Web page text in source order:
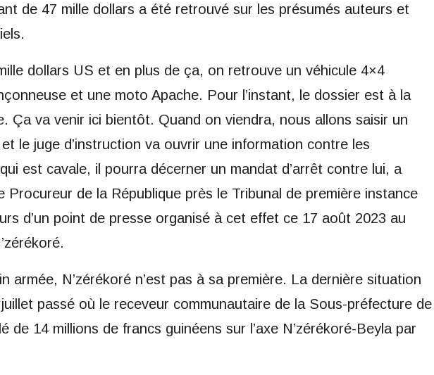
de 47 mille dollars a été retrouvé sur les présumés auteurs et
dollars US et en plus de ça, on retrouve un véhicule 4×4
et une moto Apache. Pour l’instant, le dossier est à la
Ça va venir ici bientôt. Quand on viendra, nous allons saisir un
le juge d’instruction va ouvrir une information contre les
est cavale, il pourra décerner un mandat d’arrêt contre lui, a
Procureur de la République près le Tribunal de première instance
d’un point de presse organisé à cet effet ce 17 août 2023 au
armée, N’zérékoré n’est pas à sa première. La dernière situation
passé où le receveur communautaire de la Sous-préfecture de
de 14 millions de francs guinéens sur l’axe N’zérékoré-Beyla par